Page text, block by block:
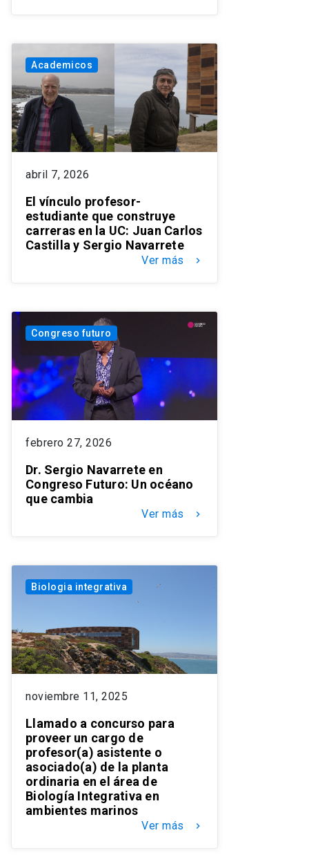
Academicos
abril 7, 2026
El vínculo profesor-
estudiante que construye
carreras en la UC: Juan Carlos
Castilla y Sergio Navarrete
Ver más keyboard_arrow_right
Congreso futuro
febrero 27, 2026
Dr. Sergio Navarrete en
Congreso Futuro: Un océano
que cambia
Ver más keyboard_arrow_right
Biologia integrativa
noviembre 11, 2025
Llamado a concurso para
proveer un cargo de
profesor(a) asistente o
asociado(a) de la planta
ordinaria en el área de
Biología Integrativa en
ambientes marinos
Ver más keyboard_arrow_right